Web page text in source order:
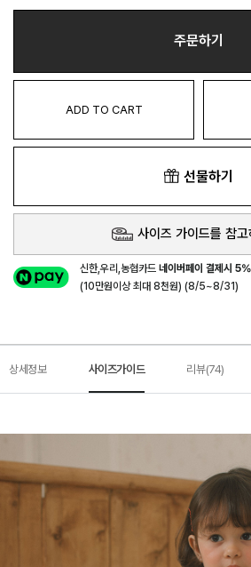
주문하기
ADD TO CART
선물하기
사이즈 가이드를 참
신한,우리,농협카드네이버페이 결제시
(10만원이상 최대 8천원) (8/5~8/31)
상세정보 사이즈가이드 리뷰(74)